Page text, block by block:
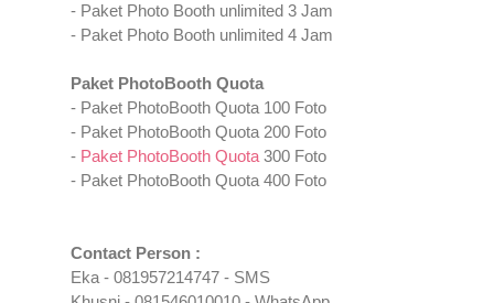
- Paket Photo Booth unlimited 3 Jam
- Paket Photo Booth unlimited 4 Jam
Paket PhotoBooth Quota
- Paket PhotoBooth Quota 100 Foto
- Paket PhotoBooth Quota 200 Foto
- Paket PhotoBooth Quota 300 Foto
- Paket PhotoBooth Quota 400 Foto
Contact Person :
Eka - 081957214747 - SMS